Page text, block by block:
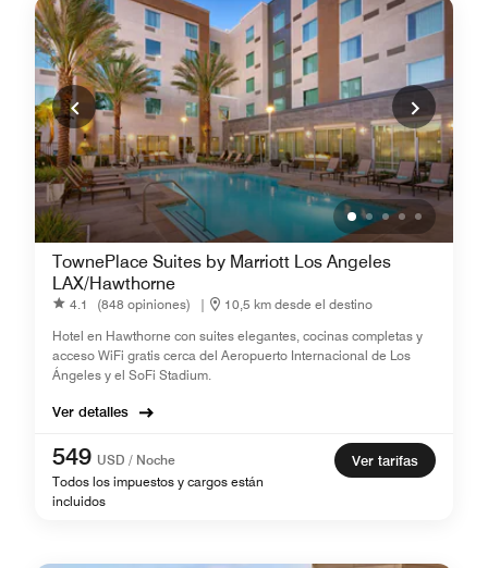
TownePlace Suites by Marriott Los Angeles
LAX/Hawthorne
4.1 (848 opiniones) |
10,5 km desde el destino
Hotel en Hawthorne con suites elegantes, cocinas completas y
acceso WiFi gratis cerca del Aeropuerto Internacional de Los
Ángeles y el SoFi Stadium.
Ver detalles
549 USD / Noche
Todos los impuestos y cargos están
incluidos
Ver tarifas